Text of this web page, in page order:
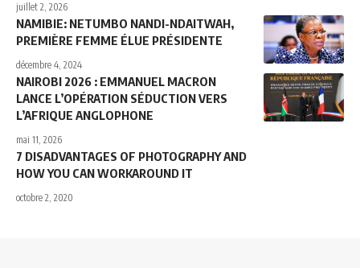
juillet 2, 2026
NAMIBIE: NETUMBO NANDI-NDAITWAH,
PREMIÈRE FEMME ÉLUE PRÉSIDENTE
décembre 4, 2024
NAIROBI 2026 : EMMANUEL MACRON
LANCE L’OPÉRATION SÉDUCTION VERS
L’AFRIQUE ANGLOPHONE
mai 11, 2026
7 DISADVANTAGES OF PHOTOGRAPHY AND
HOW YOU CAN WORKAROUND IT
octobre 2, 2020